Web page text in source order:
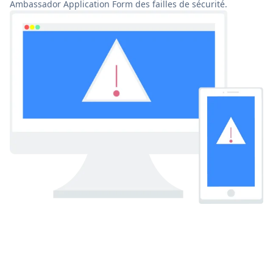
Ambassador Application Form des failles de sécurité.